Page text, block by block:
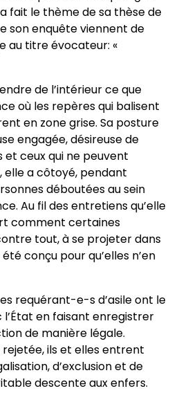
fait le thème de sa thèse de
son enquête viennent de
au titre évocateur: «
de l’intérieur ce que
où les repères qui balisent
en zone grise. Sa posture
engagée, désireuse de
ceux qui ne peuvent
elle a côtoyé, pendant
déboutées au sein
Au fil des entretiens qu’elle
comment certaines
tout, à se projeter dans
conçu pour qu’elles n’en
requérant-e-s d’asile ont le
en faisant enregistrer
de manière légale.
ils et elles entrent
d’exclusion et de
descente aux enfers.